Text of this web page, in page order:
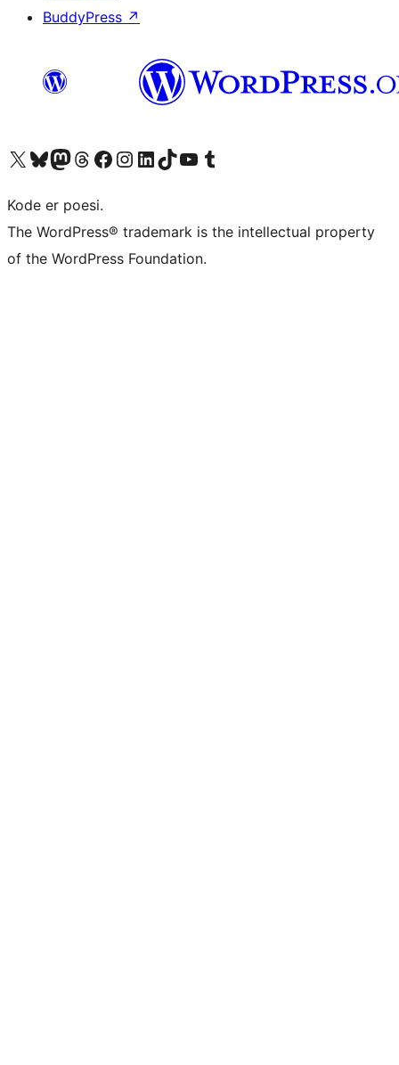
BuddyPress ↗
Besøk vår konto på X Visit our Bluesky account
Besøk vår Mastodon-konto
Visit our Threads account
Besøk vår Facebook-sideBesøk vår Instagram-konto
Besøk vår LinkedIn-konto
Visit our TikTok account
Visit our YouTube channel
Visit our Tumblr account
Kode er poesi.
The WordPress® trademark is the intellectual property
of the WordPress Foundation.